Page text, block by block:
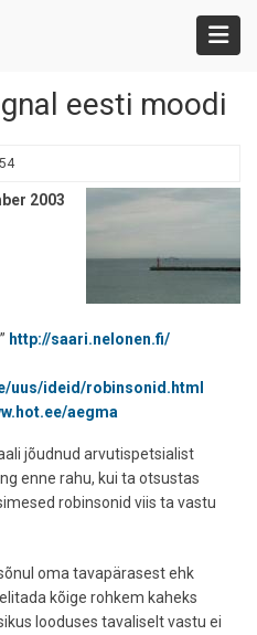
eesti moodi
2003
http://saari.nelonen.fi/
uus/ideid/robinsonid.html
aegma
jõudnud arvutispetsialist
enne rahu, kui ta otsustas
robinsonid viis ta vastu
oma tavapärasest ehk
kõige rohkem kaheks
looduses tavaliselt vastu ei